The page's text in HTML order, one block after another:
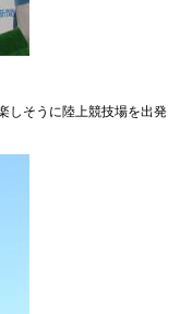
しそうに陸上競技場を出発